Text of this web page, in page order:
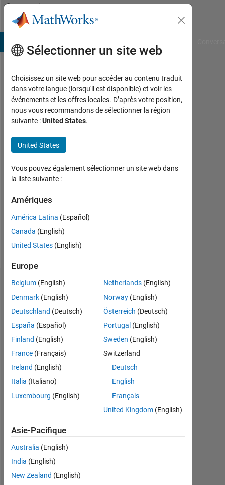
Passer au contenu
Community
Profile
Ryu
Actif
depuis
Followers:
Following:
Message
Tableau de bord
Statistiques
MATLAB Answers
CONTRIBUTIONS L
-2
-1
1
2
3
08/14
11/15
02/17
05/18
11/20
02/22
05/23
11/25
01/16
06/17
11/18
04/20
09/21
02/23
07/24
12/25 04/16
Sélectionner un site web
Choisissez un site web pour accéder au contenu traduit
dans votre langue (lorsqu'il est disponible) et voir les
événements et les offres locales. D’après votre position,
nous vous recommandons de sélectionner la région
suivante :United States.
United States
Vous pouvez également sélectionner un site web dans
la liste suivante :
Amériques
América Latina (Español)
Canada (English)
United States (English)
Europe
Belgium (English)
Denmark (English)
Deutschland (Deutsch)
España (Español)
Finland (English)
France (Français)
Ireland (English)
Italia (Italiano)
Luxembourg (English)
Netherlands(English)
Norway(English)
Österreich (Deutsch)
Portugal (English)
Sweden (English)
Switzerland
Deutsch
English
Français
United Kingdom(English)
Asie-Pacifique
Australia (English)
India (English)
New Zealand (English)